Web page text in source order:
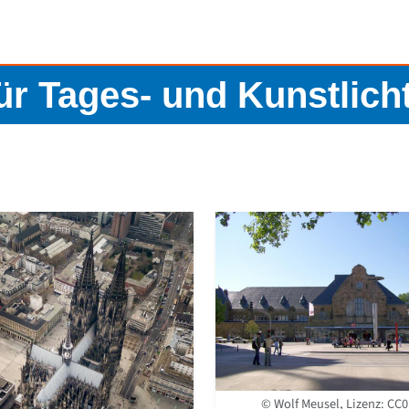
Tages- und
© Wolf Meusel, Lizenz:CC0